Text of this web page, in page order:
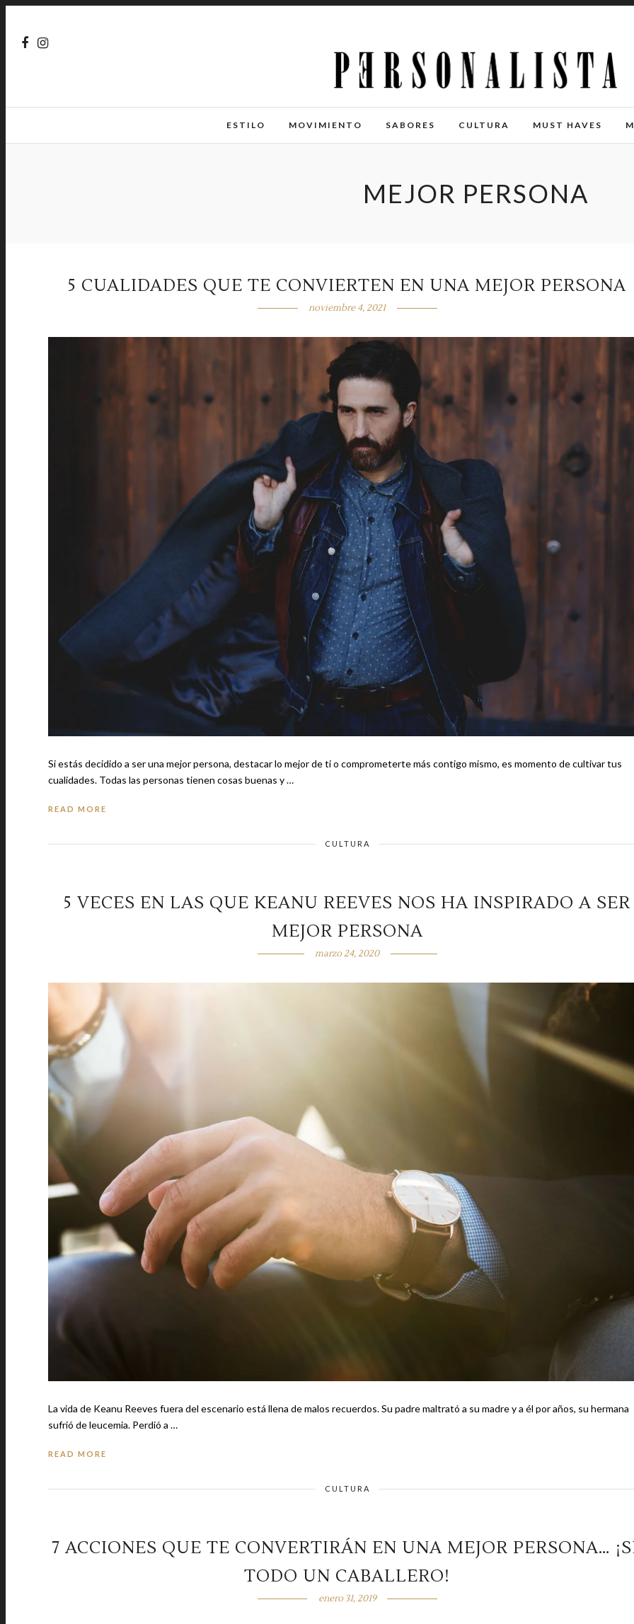
ESTILO MOVIMIENTO SABORES CULTURA MUST HAVES
MEJOR PERSONA
5 CUALIDADES QUE TE CONVIERTEN EN UNA MEJOR PERSONA
noviembre 4, 2021
Si estás decidido a ser una mejor persona, destacar lo mejor de ti o comprometerte más contigo mismo, es momento de cultivar tus
cualidades. Todas las personas tienen cosas buenas y …
READ MORE
CULTURA
5 VECES EN LAS QUE KEANU REEVES NOS HA INSPIRADO A SER
MEJOR PERSONA
marzo 24, 2020
La vida de Keanu Reeves fuera del escenario está llena de malos recuerdos. Su padre maltrató a su madre y a él por años, su hermana
sufrió de leucemia. Perdió a …
READ MORE
CULTURA
7 ACCIONES QUE TE CONVERTIRÁN EN UNA MEJOR PERSONA…
TODO UN CABALLERO!
enero 31, 2019